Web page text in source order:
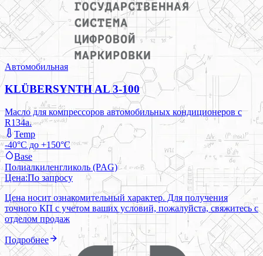
Автомобильная
KLÜBERSYNTH AL 3-100
Масло для компрессоров автомобильных кондиционеров с
R134a.
Temp
-40°C до +150°C
Base
Полиалкиленгликоль (PAG)
Цена:По запросу
Цена носит ознакомительный характер. Для получения
точного КП с учетом ваших условий, пожалуйста, свяжитесь с
отделом продаж
Подробнее